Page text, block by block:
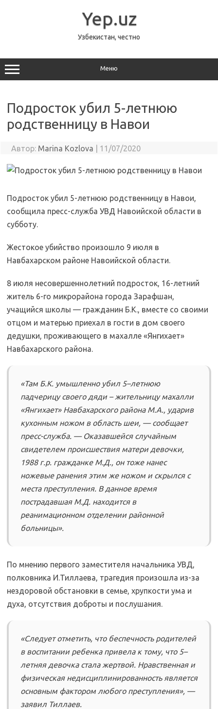
Yep.uz
Узбекистан, честно
Меню
Подросток убил 5-летнюю
родственницу в Навои
Автор: Marina Kozlova 11/07/2020
Подросток убил 5-летнюю родственницу в Навои,
сообщила пресс-служба УВД Навоийской области в
субботу.
Жестокое убийство произошло 9 июля в
Навбахарском районе Навоийской области.
8 июля несовершеннолетний подросток, 16-летний
житель 6-го микрорайона города Зарафшан,
учащийся школы — гражданин Б.К., вместе со своими
отцом и матерью приехал в гости в дом своего
дедушки, проживающего в махалле «Янгихает»
Навбахарского района.
«Там Б.К. умышленно убил 5–летнюю
падчерицу своего дяди – жительницу махалли
«Янгихает» Навбахарского района М.А., ударив
кухонным ножом в область шеи, — сообщает
пресс-служба. — Оказавшейся случайным
свидетелем происшествия матери девочки,
1988 г.р. гражданке М.Д., он тоже нанес
ножевые ранения этим же ножом и скрылся с
места преступления. В данное время
пострадавшая М.Д. находится в
реанимационном отделении районной
больницы».
По мнению первого заместителя начальника УВД,
полковника И.Тиллаева, трагедия произошла из-за
нездоровой обстановки в семье, хрупкости ума и
духа, отсутствия доброты и послушания.
«Следует отметить, что беспечность родителей
в воспитании ребенка привела к тому, что 5–
летняя девочка стала жертвой. Нравственная и
физическая недисциплинированность является
основным фактором любого преступления», —
заявил Тиллаев.